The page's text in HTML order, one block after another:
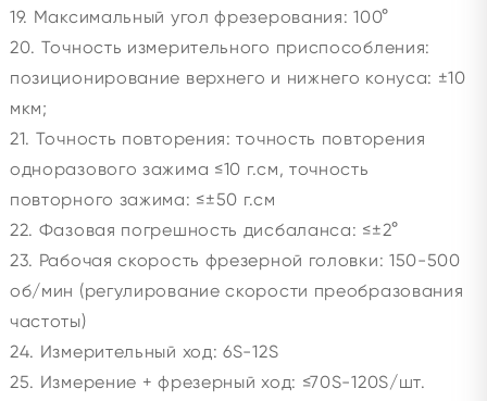
19. Максимальный угол фрезерования: 100°
20. Точность измерительного приспособления:
позиционирование верхнего и нижнего конуса: ±10
мкм;
21. Точность повторения: точность повторения
одноразового зажима ≤10 г.см, точность
повторного зажима: ≤±50 г.см
22. Фазовая погрешность дисбаланса: ≤±2°
23. Рабочая скорость фрезерной головки: 150-500
об/мин (регулирование скорости преобразования
частоты)
24. Измерительный ход: 6S-12S
25. Измерение + фрезерный ход: ≤70S-120S/шт.